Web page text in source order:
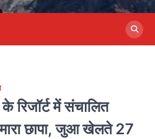
रिजॉर्ट में संचालित
छापा, जुआ खेलते 27